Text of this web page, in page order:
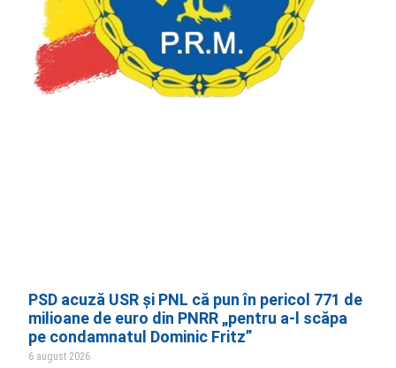
PSD acuză USR și PNL că pun în pericol 771 de
milioane de euro din PNRR „pentru a-l scăpa
pe condamnatul Dominic Fritz”
6 august 2026